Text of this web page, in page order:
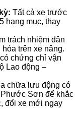
Tất cả xe trước
hạng mục, thay
trách nhiệm dân
trên xe nâng.
chứng chỉ vận
Lao động –
chữa lưu động có
Phước Sơn để khắc
đổi xe mới ngay